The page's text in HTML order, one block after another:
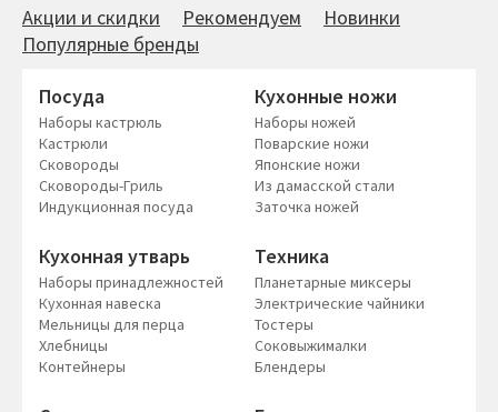
Акции и скидки Рекомендуем
Новинки
Популярные бренды
Посуда
Наборы кастрюль
Кастрюли
Сковороды
Сковороды-Гриль
Индукционная посуда
Кухонные ножи
Наборы ножей
Поварские ножи
Японские ножи
Из дамасской стали
Заточка ножей
Кухонная утварь
Наборы принадлежностей
Кухонная навеска
Мельницы для перца
Хлебницы
Контейнеры
Техника
Планетарные миксеры
Электрические чайники
Тостеры
Соковыжималки
Блендеры